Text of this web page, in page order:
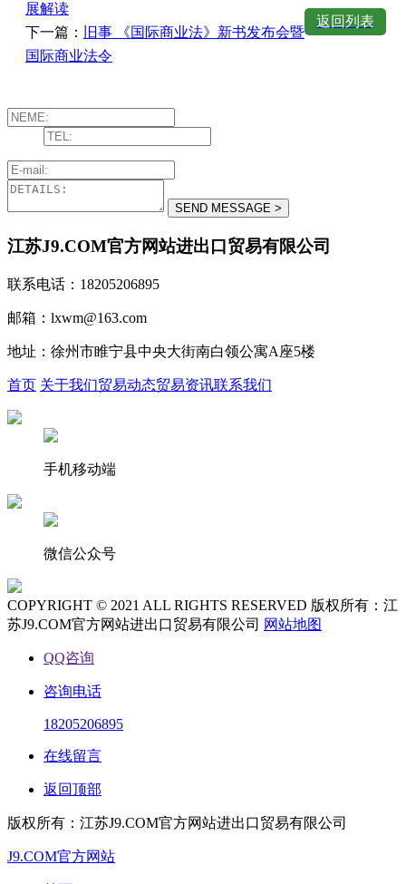
展解读
下一篇：
旧事 《国际商业法》新书发布会暨
国际商业法令
返回列表
江苏J9.COM官方网站进出口贸易有限公司
联系电话：18205206895
邮箱：lxwm@163.com
地址：徐州市睢宁县中央大街南白领公寓A座5楼
首页 关于我们贸易动态贸易资讯联系我们
手机移动端
微信公众号
COPYRIGHT © 2021 ALL RIGHTS RESERVED 版权所有：江
苏J9.COM官方网站进出口贸易有限公司 网站地图
QQ咨询
咨询电话
18205206895
在线留言
返回顶部
版权所有：江苏J9.COM官方网站进出口贸易有限公司
J9.COM官方网站